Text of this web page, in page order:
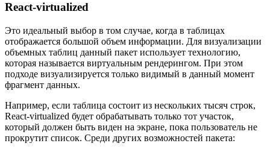
React-virtualized
Это идеальный выбор в том случае, когда в таблицах
отображается большой объем информации. Для визуализации
объемных таблиц данный пакет использует технологию,
которая называется виртуальным рендерингом. При этом
подходе визуализируется только видимый в данный момент
фрагмент данных.
Например, если таблица состоит из нескольких тысяч строк,
React-virtualized будет обрабатывать только тот участок,
который должен быть виден на экране, пока пользователь не
прокрутит список. Среди других возможностей пакета: